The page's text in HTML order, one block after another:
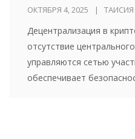
практике
ОКТЯБРЯ 4, 2025
Децентрализация в
отсутствие
управляются сетью
обеспечивает